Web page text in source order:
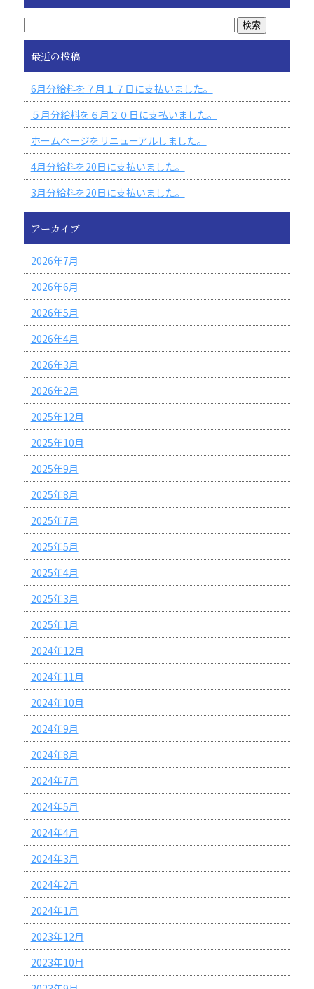
最近の投稿
6月分給料を７月１７日に支払いました。
５月分給料を６月２０日に支払いました。
ホームページをリニューアルしました。
4月分給料を20日に支払いました。
3月分給料を20日に支払いました。
アーカイブ
2026年7月
2026年6月
2026年5月
2026年4月
2026年3月
2026年2月
2025年12月
2025年10月
2025年9月
2025年8月
2025年7月
2025年5月
2025年4月
2025年3月
2025年1月
2024年12月
2024年11月
2024年10月
2024年9月
2024年8月
2024年7月
2024年5月
2024年4月
2024年3月
2024年2月
2024年1月
2023年12月
2023年10月